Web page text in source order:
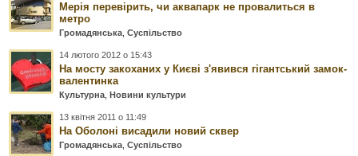
Мерія перевірить, чи аквапарк не провалиться в
метро
Громадянська ,Суспільство
14 лютого 2012 о 15:43
На мосту закоханих у Києві з'явився гігантський замок-
валентинка
Культурна ,Новини культури
13 квітня 2011 о 11:49
На Оболоні висадили новий сквер
Громадянська ,Суспільство